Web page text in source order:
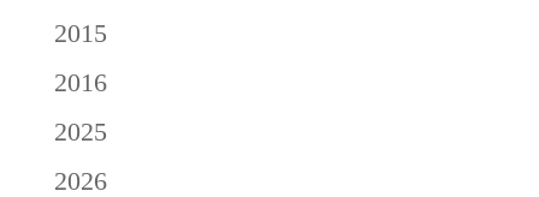
2015
2016
2025
2026